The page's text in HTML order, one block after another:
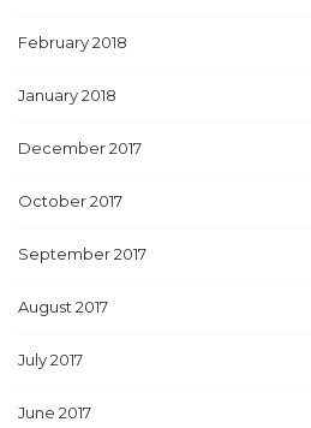
February 2018
January 2018
December 2017
October 2017
September 2017
August 2017
July 2017
June 2017